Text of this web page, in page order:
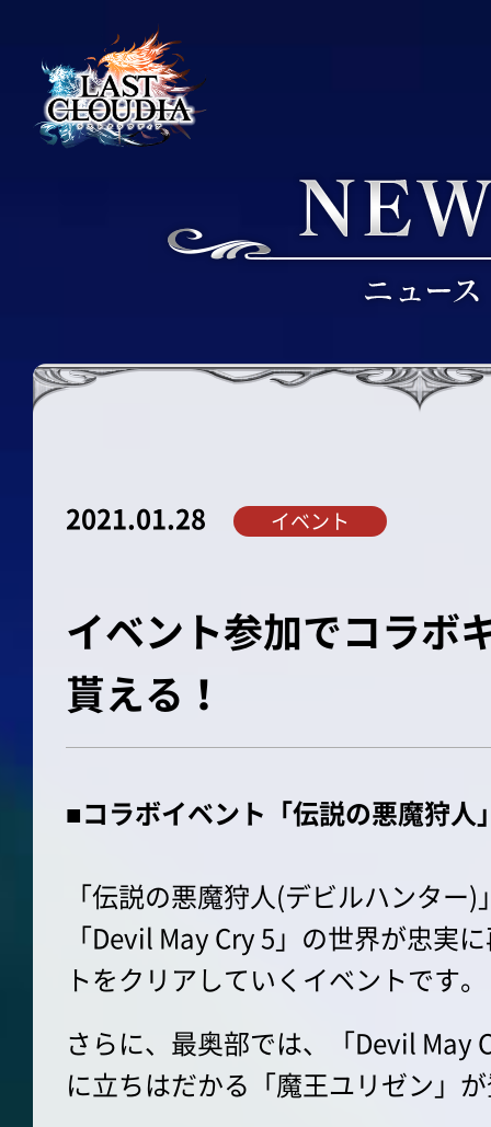
2021.01.28 イベント
イベント参加でコラボ
貰える！
■コラボイベント「伝説の悪魔狩人
「伝説の悪魔狩人(デビルハンター)
「Devil May Cry 5」の世界が忠実
トをクリアしていくイベントです。
さらに、最奥部では、「Devil May
に立ちはだかる「魔王ユリゼン」